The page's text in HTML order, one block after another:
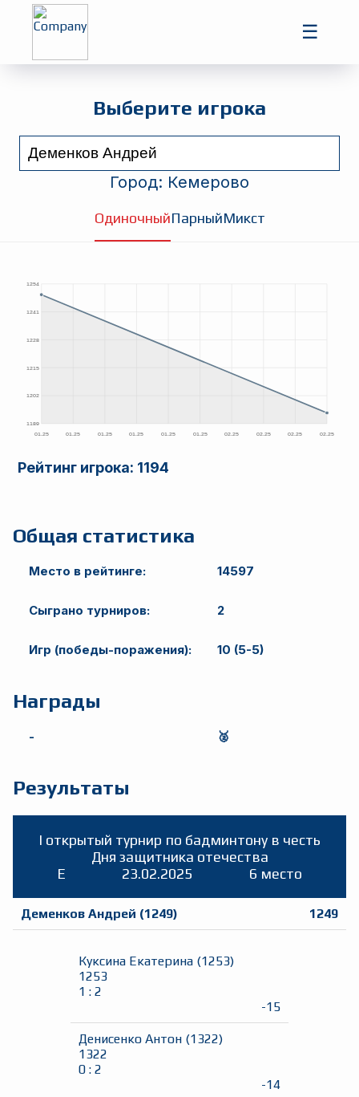
☰
Выберите игрока
Город: Кемерово
ОдиночныйПарныйМикст
Рейтинг игрока: 1194
Общая статистика
Место в рейтинге: 14597
Сыграно турниров: 2
Игр (победы-поражения): 10 (5-5)
Награды
- 🥈
Результаты
I открытый турнир по бадминтону в честь
Дня защитника отечества
E
23.02.2025 6 место
Деменков Андрей (1249) 1249
Куксина Екатерина (1253)
1253
1 : 2
-15
Денисенко Антон (1322)
1322
0 : 2
-14